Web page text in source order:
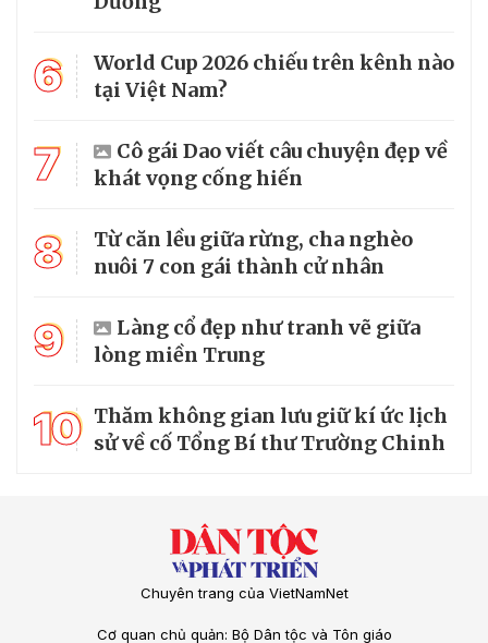
6
World Cup 2026 chiếu trên kênh nào
tại Việt Nam?
7
Cô gái Dao viết câu chuyện đẹp về
khát vọng cống hiến
8
Từ căn lều giữa rừng, cha nghèo
nuôi 7 con gái thành cử nhân
9
Làng cổ đẹp như tranh vẽ giữa
lòng miền Trung
10 Thăm không gian lưu giữ kí ức lịch
sử về cố Tổng Bí thư Trường Chinh
Chuyên trang của VietNamNet
Cơ quan chủ quản: Bộ Dân tộc và Tôn giáo